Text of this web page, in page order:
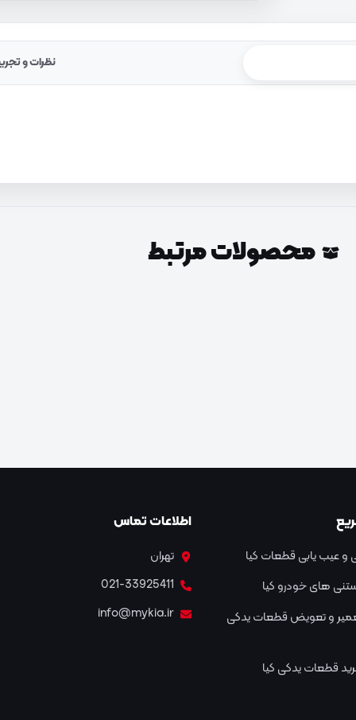
نظرات و
محصولات مرتبط
و عیب یابی قطعات کیا
های خودرو کیا
و تعویض قطعات یدکی
قطعات یدکی کیا
اطلاعات تماس
تهران
021-33925411
info@mykia.ir